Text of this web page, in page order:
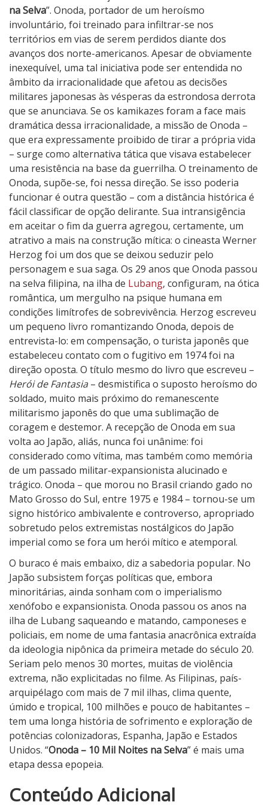
na Selva”. Onoda, portador de um heroísmo
involuntário, foi treinado para infiltrar-se nos
territórios em vias de serem perdidos diante dos
avanços dos norte-americanos. Apesar de obviamente
inexequível, uma tal iniciativa pode ser entendida no
âmbito da irracionalidade que afetou as decisões
militares japonesas às vésperas da estrondosa derrota
que se anunciava. Se os kamikazes foram a face mais
dramática dessa irracionalidade, a missão de Onoda –
que era expressamente proibido de tirar a própria vida
– surge como alternativa tática que visava estabelecer
uma resistência na base da guerrilha. O treinamento de
Onoda, supõe-se, foi nessa direção. Se isso poderia
funcionar é outra questão – com a distância histórica é
fácil classificar de opção delirante. Sua intransigência
em aceitar o fim da guerra agregou, certamente, um
atrativo a mais na construção mítica: o cineasta Werner
Herzog foi um dos que se deixou seduzir pelo
personagem e sua saga. Os 29 anos que Onoda passou
na selva filipina, na ilha de Lubang, configuram, na ótica
romântica, um mergulho na psique humana em
condições limítrofes de sobrevivência. Herzog escreveu
um pequeno livro romantizando Onoda, depois de
entrevista-lo: em compensação, o turista japonês que
estabeleceu contato com o fugitivo em 1974 foi na
direção oposta. O título mesmo do livro que escreveu –
Herói de Fantasia– desmistifica o suposto heroísmo do
soldado, muito mais próximo do remanescente
militarismo japonês do que uma sublimação de
coragem e destemor. A recepção de Onoda em sua
volta ao Japão, aliás, nunca foi unânime: foi
considerado como vítima, mas também como memória
de um passado militar-expansionista alucinado e
trágico. Onoda – que morou no Brasil criando gado no
Mato Grosso do Sul, entre 1975 e 1984 – tornou-se um
signo histórico ambivalente e controverso, apropriado
sobretudo pelos extremistas nostálgicos do Japão
imperial como se fora um herói mítico e atemporal.
O buraco é mais embaixo, diz a sabedoria popular. No
Japão subsistem forças políticas que, embora
minoritárias, ainda sonham com o imperialismo
xenófobo e expansionista. Onoda passou os anos na
ilha de Lubang saqueando e matando, camponeses e
policiais, em nome de uma fantasia anacrônica extraída
da ideologia nipônica da primeira metade do século 20.
Seriam pelo menos 30 mortes, muitas de violência
extrema, não explicitadas no filme. As Filipinas, país-
arquipélago com mais de 7 mil ilhas, clima quente,
úmido e tropical, 100 milhões e pouco de habitantes –
tem uma longa história de sofrimento e exploração de
potências colonizadoras, Espanha, Japão e Estados
Unidos. “Onoda – 10 Mil Noites na Selva” é mais uma
etapa dessa epopeia.
N
Conteúdo Adicional